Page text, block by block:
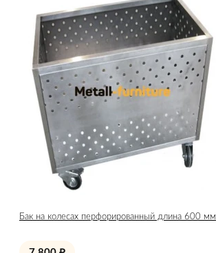
Бак на колесах перфорированный длина 600 мм